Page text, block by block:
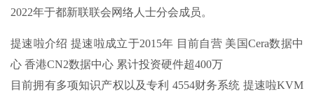
2022年于都新联联会网络人士分会成员。
提速啦介绍 提速啦成立于2015年 目前自营 美国Cera数据中
心 香港CN2数据中心 累计投资硬件超400万
目前拥有多项知识产权以及专利 4554财务系统 提速啦KVM